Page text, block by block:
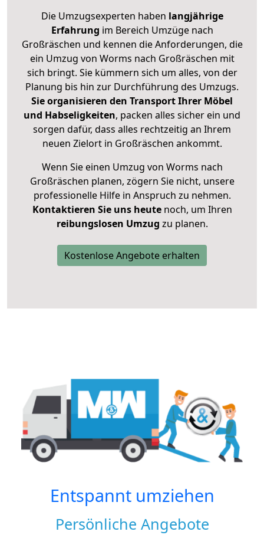
Die Umzugsexperten haben langjährige
Erfahrung im Bereich Umzüge nach
Großräschen und kennen die Anforderungen, die
ein Umzug von Worms nach Großräschen mit
sich bringt. Sie kümmern sich um alles, von der
Planung bis hin zur Durchführung des Umzugs.
Sie organisieren den Transport Ihrer Möbel
und Habseligkeiten, packen alles sicher ein und
sorgen dafür, dass alles rechtzeitig an Ihrem
neuen Zielort in Großräschen ankommt.
Wenn Sie einen Umzug von Worms nach
Großräschen planen, zögern Sie nicht, unsere
professionelle Hilfe in Anspruch zu nehmen.
Kontaktieren Sie uns heutenoch, um Ihren
reibungslosen Umzug zu planen.
Kostenlose Angebote erhalten
Entspannt umziehen
Persönliche Angebote